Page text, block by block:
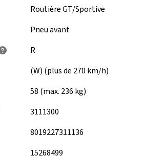
Routière GT/Sportive
Pneu avant
R
(W) (plus de 270 km/h)
58 (max. 236 kg)
3111300
8019227311136
15268499